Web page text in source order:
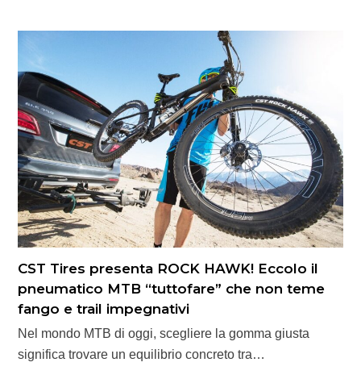
CST Tires presenta ROCK HAWK! Eccolo il
pneumatico MTB “tuttofare” che non teme
fango e trail impegnativi
Nel mondo MTB di oggi, scegliere la gomma giusta
significa trovare un equilibrio concreto tra…